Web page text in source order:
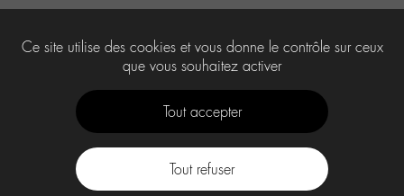
Ce site utilise des cookies et vous donne le contrôle sur ceux
que vous souhaitez activer
Tout accepter
Tout refuser